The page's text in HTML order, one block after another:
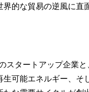
的な貿易の逆風に直
タートアップ企業
可能エネルギー、そ